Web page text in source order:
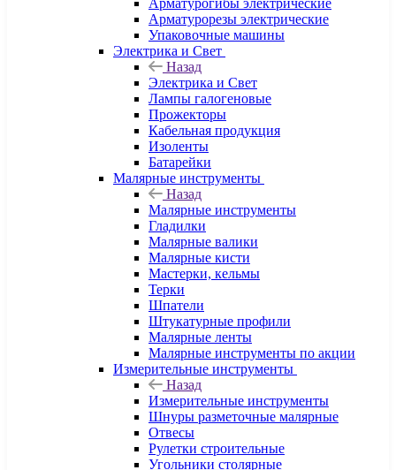
Арматурогибы электрические
Арматурорезы электрические
Упаковочные машины
Электрика и Свет
Назад
Электрика и Свет
Лампы галогеновые
Прожекторы
Кабельная продукция
Изоленты
Батарейки
Малярные инструменты
Назад
Малярные инструменты
Гладилки
Малярные валики
Малярные кисти
Мастерки, кельмы
Терки
Шпатели
Штукатурные профили
Малярные ленты
Малярные инструменты по акции
Измерительные инструменты
Назад
Измерительные инструменты
Шнуры разметочные малярные
Отвесы
Рулетки строительные
Угольники столярные